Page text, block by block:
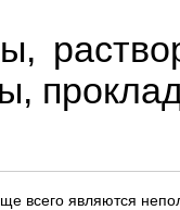
всего являются